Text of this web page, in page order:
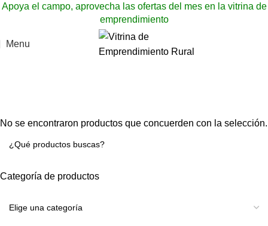
Apoya el campo, aprovecha las ofertas del mes en la vitrina de
emprendimiento
Menu
Categoría de productos
No se encontraron productos que concuerden con la selección.